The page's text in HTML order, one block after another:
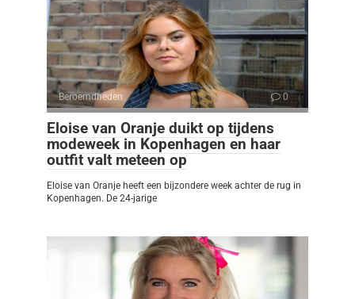
Beroemdheden 0
Eloise van Oranje duikt op tijdens
modeweek in Kopenhagen en haar
outfit valt meteen op
Eloise van Oranje heeft een bijzondere week achter de rug in
Kopenhagen. De 24-jarige